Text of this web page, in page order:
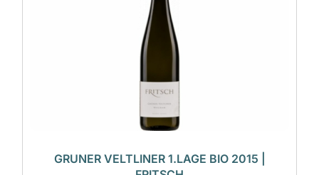
GRUNER VELTLINER 1.LAGE BIO 2015 |